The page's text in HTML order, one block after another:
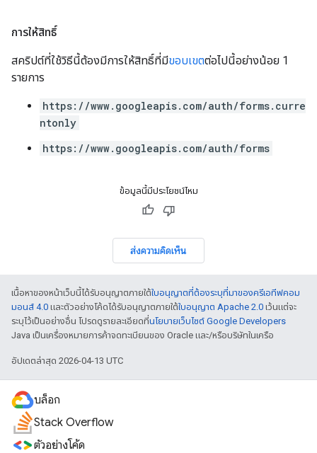
การให้สิทธิ์
สคริปต์ที่ใช้วิธีนี้ต้องมีการให้สิทธิ์ที่มีขอบเขตต่อไปนี้อย่างน้อย 1
รายการ
https://www.googleapis.com/auth/forms.curre
ntonly
https://www.googleapis.com/auth/forms
ข้อมูลนี้มีประโยชน์ไหม
ส่งความคิดเห็น
เนื้อหาของหน้าเว็บนี้ได้รับอนุญาตภายใต้ใบอนุญาตที่ต้องระบุที่มาของครีเอทีฟคอม
มอนส์ 4.0 และตัวอย่างโค้ดได้รับอนุญาตภายใต้ใบอนุญาต Apache 2.0 เว้นแต่จะ
ระบุไว้เป็นอย่างอื่น โปรดดูรายละเอียดที่นโยบายเว็บไซต์ Google Developers
Java เป็นเครื่องหมายการค้าจดทะเบียนของ Oracle และ/หรือบริษัทในเครือ
อัปเดตล่าสุด 2026-04-13 UTC
บล็อก
Stack Overflow
ตัวอย่างโค้ด